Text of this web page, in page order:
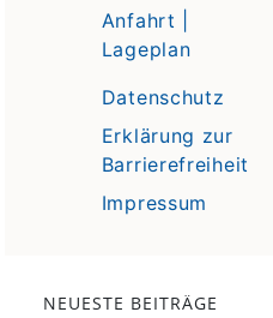
Anfahrt |
Lageplan
Datenschutz
Erklärung zur
Barrierefreiheit
Impressum
NEUESTE BEITRÄGE